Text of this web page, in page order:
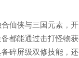
仙侠与三国元素，开
都能通过击打怪物
碎屏级双修技能，